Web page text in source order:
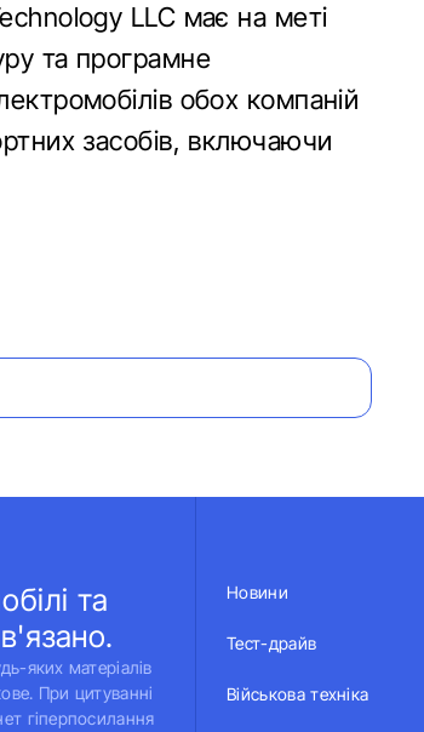
LLC має на меті
та програмне
обох компаній
засобів, включаючи
та
яких матеріалів
При цитуванні
гіперпосилання
Новини
Тест-драйв
Військова техніка